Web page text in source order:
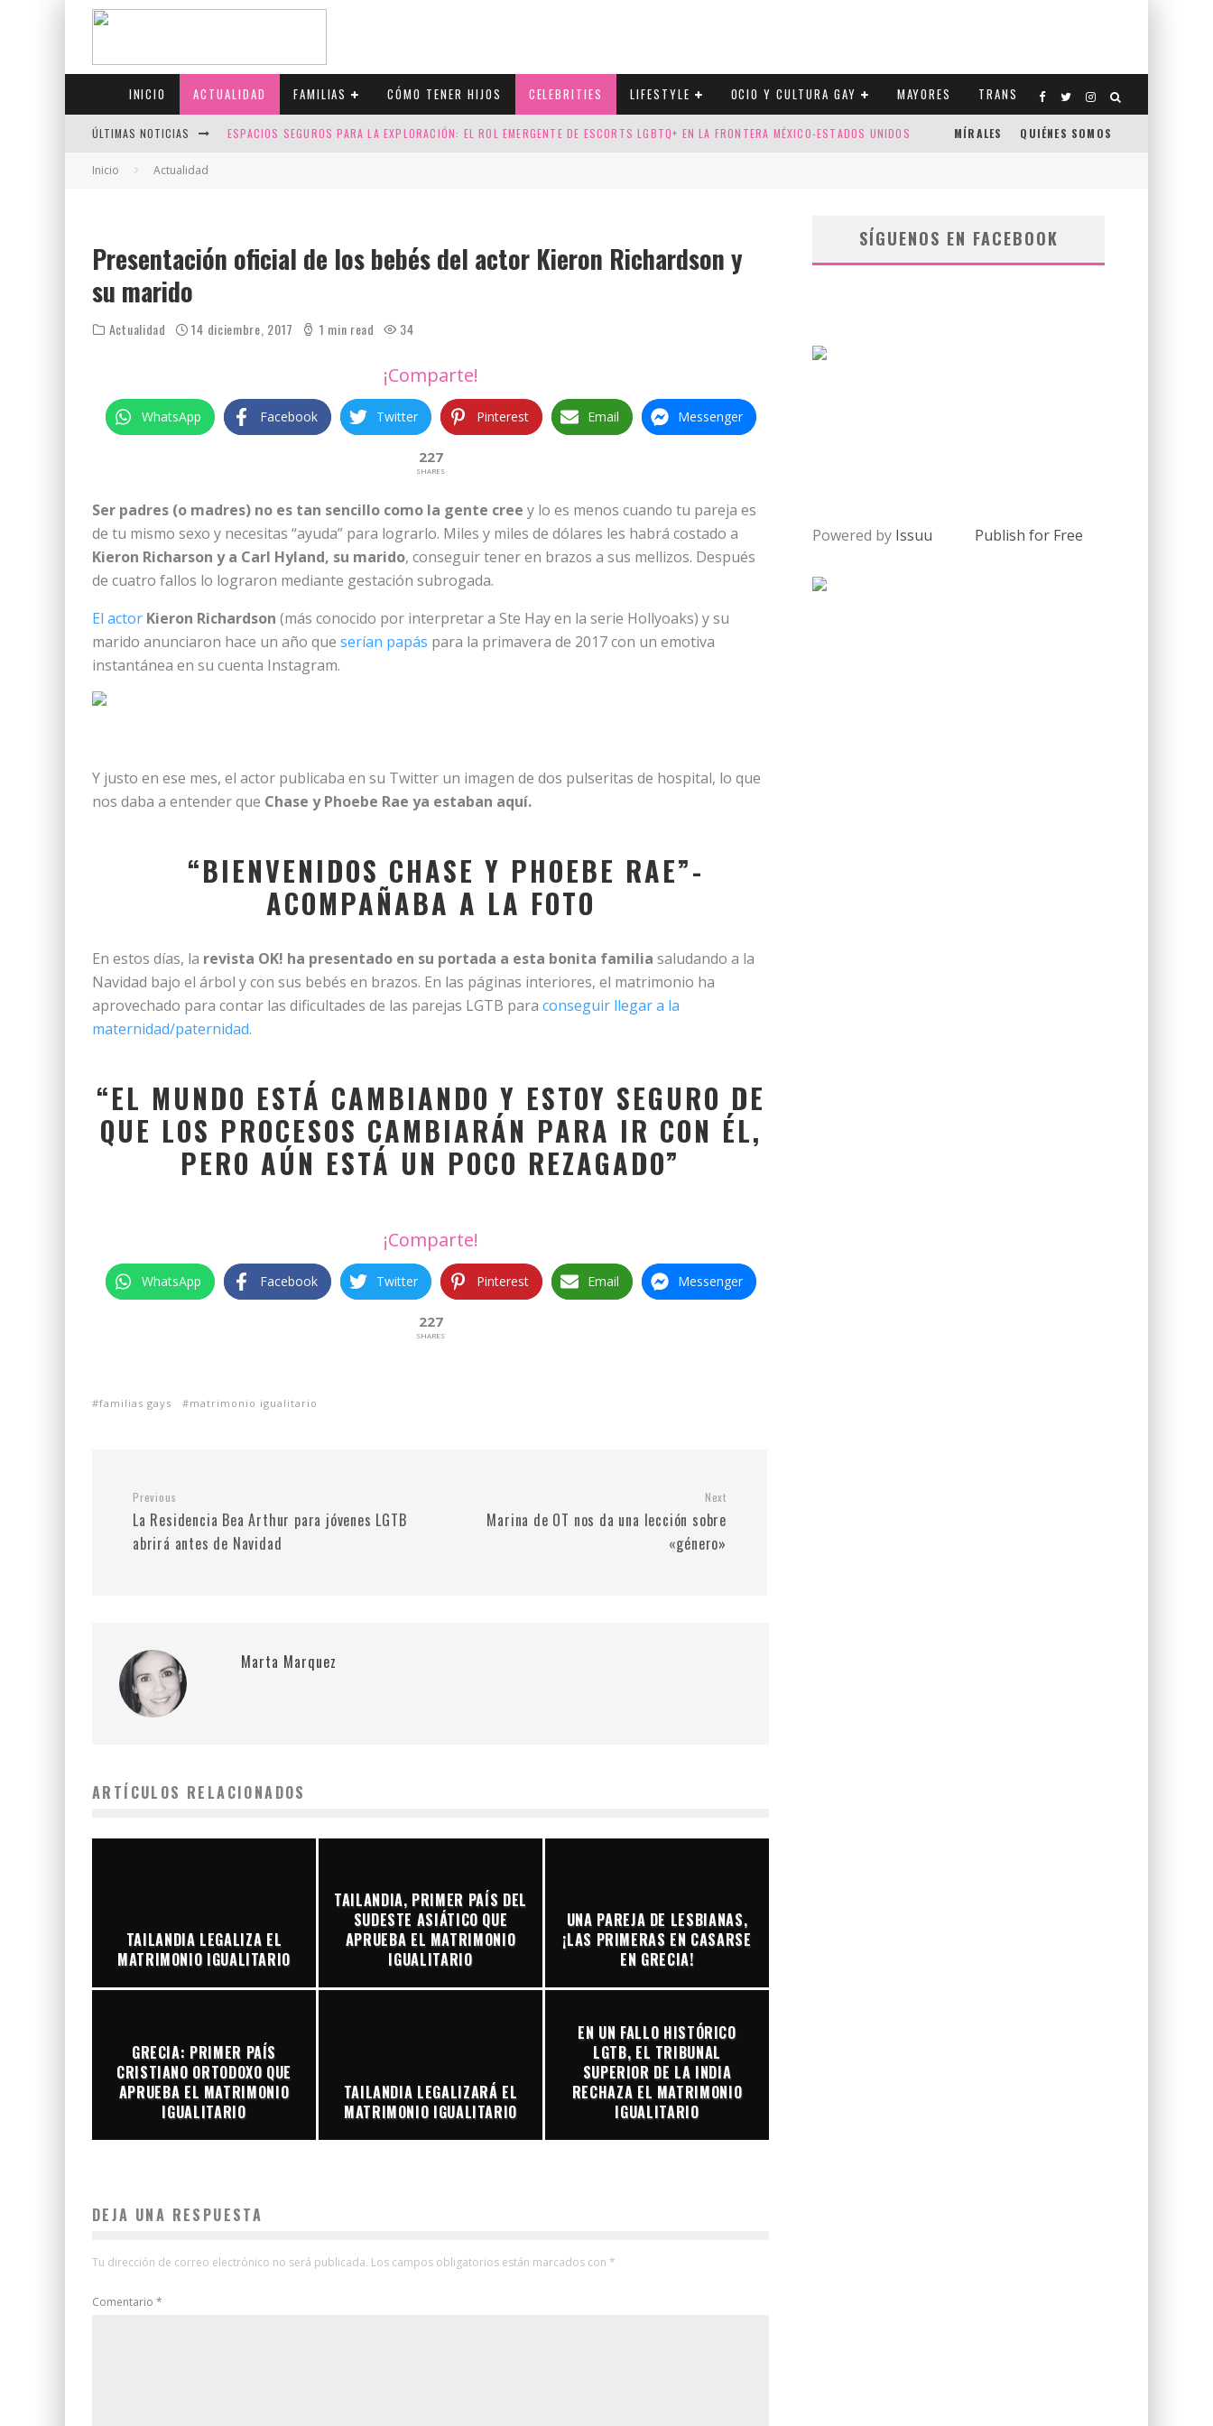
INICIO ACTUALIDAD FAMILIAS CÓMO TENER HIJOS CELEBRITIES LIFESTYLE OCIO Y CULTURA GAY MAYORES TRANS
ÚLTIMAS NOTICIAS ESPACIOS SEGUROS PARA LA EXPLORACIÓN: EL ROL EMERGENTE DE ESCORTS LGBTQ+ EN LA FRONTERA MÉXICO-ESTADOS UNIDOS MÍRALES QUIÉNES SOMOS
Inicio Actualidad
Presentación oficial de los bebés del actor Kieron Richardson y
su marido
Actualidad 14 diciembre, 2017 1 min read 34
¡Comparte!
WhatsApp Facebook Twitter Pinterest Email Messenger
227
SHARES
Ser padres (o madres) no es tan sencillo como la gente cree y lo es menos cuando tu pareja es
de tu mismo sexo y necesitas “ayuda” para lograrlo. Miles y miles de dólares les habrá costado a
Kieron Richarson y a Carl Hyland, su marido, conseguir tener en brazos a sus mellizos. Después
de cuatro fallos lo lograron mediante gestación subrogada.
El actor Kieron Richardson (más conocido por interpretar a Ste Hay en la serie Hollyoaks) y su
marido anunciaron hace un año que serían papás para la primavera de 2017 con un emotiva
instantánea en su cuenta Instagram.
Y justo en ese mes, el actor publicaba en su Twitter un imagen de dos pulseritas de hospital, lo que
nos daba a entender que Chase y Phoebe Rae ya estaban aquí.
“BIENVENIDOS CHASE Y PHOEBE RAE”-
ACOMPAÑABA A LA FOTO
En estos días, la revista OK! ha presentado en su portada a esta bonita familia saludando a la
Navidad bajo el árbol y con sus bebés en brazos. En las páginas interiores, el matrimonio ha
aprovechado para contar las dificultades de las parejas LGTB para conseguir llegar a la
maternidad/paternidad.
“EL MUNDO ESTÁ CAMBIANDO Y ESTOY SEGURO DE
QUE LOS PROCESOS CAMBIARÁN PARA IR CON ÉL,
PERO AÚN ESTÁ UN POCO REZAGADO”
¡Comparte!
WhatsApp Facebook Twitter Pinterest Email Messenger
227
SHARES
familias gays matrimonio igualitario
Previous
La Residencia Bea Arthur para jóvenes LGTB
abrirá antes de Navidad
Next
Marina de OT nos da una lección sobre
«género»
Marta Marquez
ARTÍCULOS RELACIONADOS
TAILANDIA LEGALIZA EL
MATRIMONIO IGUALITARIO
TAILANDIA, PRIMER PAÍS DEL
SUDESTE ASIÁTICO QUE
APRUEBA EL MATRIMONIO
IGUALITARIO
UNA PAREJA DE LESBIANAS,
¡LAS PRIMERAS EN CASARSE
EN GRECIA!
GRECIA: PRIMER PAÍS
CRISTIANO ORTODOXO QUE
APRUEBA EL MATRIMONIO
IGUALITARIO
TAILANDIA LEGALIZARÁ EL
MATRIMONIO IGUALITARIO
EN UN FALLO HISTÓRICO
LGTB, EL TRIBUNAL
SUPERIOR DE LA INDIA
RECHAZA EL MATRIMONIO
IGUALITARIO
DEJA UNA RESPUESTA
Tu dirección de correo electrónico no será publicada. Los campos obligatorios están marcados con *
Comentario *
SÍGUENOS EN FACEBOOK
Powered by Issuu Publish for Free